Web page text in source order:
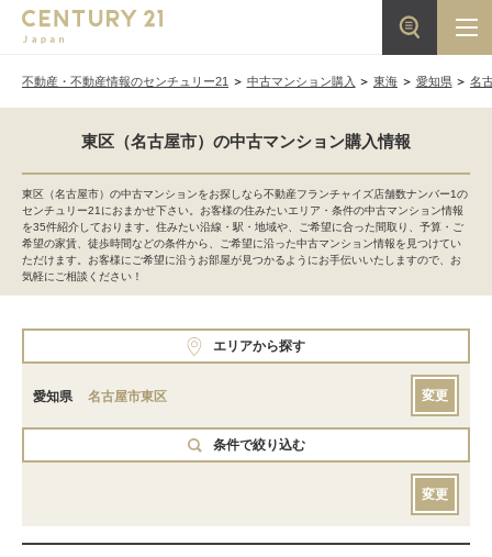
不動産・不動産情報のセンチュリー21 中古マンション購入 東海 愛知県 名
東区（名古屋市）の中古マンション購入情報
東区（名古屋市）の中古マンションをお探しなら不動産フランチャイズ店舗数ナンバー1の
センチュリー21におまかせ下さい。お客様の住みたいエリア・条件の中古マンション情報
を35件紹介しております。住みたい沿線・駅・地域や、ご希望に合った間取り、予算・ご
希望の家賃、徒歩時間などの条件から、ご希望に沿った中古マンション情報を見つけてい
ただけます。お客様にご希望に沿うお部屋が見つかるようにお手伝いいたしますので、お
気軽にご相談ください！
エリアから探す
愛知県 名古屋市東区 変更
条件で絞り込む
変更